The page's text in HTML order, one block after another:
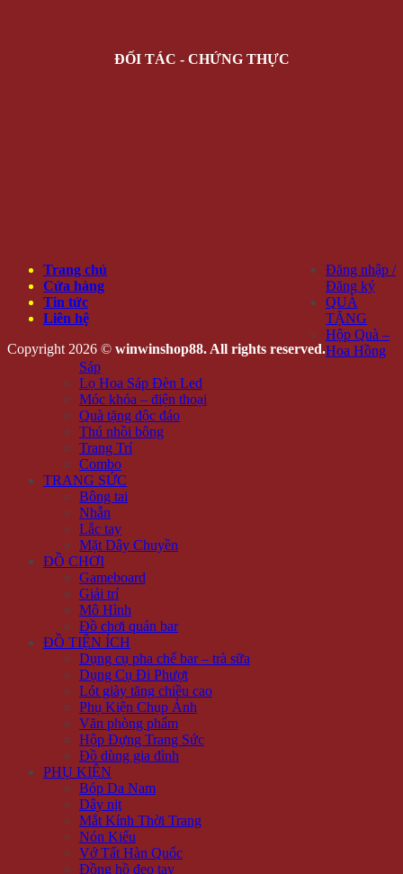
ĐỐI TÁC - CHỨNG THỰC
Trang chủ
Cửa hàng
Tin tức
Liên hệ
Copyright 2026 © winwinshop88. All rights reserved.
Đăng nhập /
Đăng ký
QUÀ
TẶNG
Hộp Quà –
Hoa Hồng
Sáp
Lọ Hoa Sáp Đèn Led
Móc khóa – điện thoại
Quà tặng độc đáo
Thú nhồi bông
Trang Trí
Combo
TRANG SỨC
Bông tai
Nhẫn
Lắc tay
Mặt Dây Chuyền
ĐỒ CHƠI
Gameboard
Giải trí
Mô Hình
Đồ chơi quán bar
ĐỒ TIỆN ÍCH
Dụng cụ pha chế bar – trà sữa
Dụng Cụ Đi Phượt
Lót giày tăng chiều cao
Phụ Kiện Chụp Ảnh
Văn phòng phẩm
Hộp Đựng Trang Sức
Đồ dùng gia đình
PHỤ KIỆN
Bóp Da Nam
Dây nịt
Mắt Kính Thời Trang
Nón Kiểu
Vớ Tất Hàn Quốc
Đồng hồ đeo tay